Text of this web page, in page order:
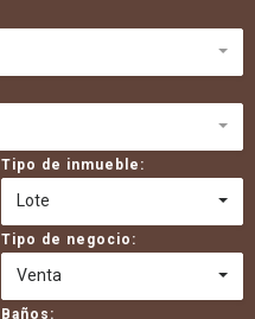
Tipo de inmueble:
Lote
Tipo de negocio:
Venta
Baños: